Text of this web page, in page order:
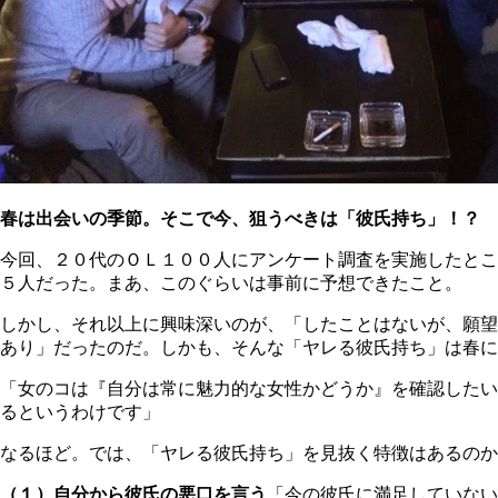
春は出会いの季節。そこで今、狙うべきは「彼氏持ち」！
今回、２０代のＯＬ１００人にアンケート調査を実施したと
５人だった。まあ、このぐらいは事前に予想できたこと。
しかし、それ以上に興味深いのが、「したことはないが、
あり」だったのだ。しかも、そんな「ヤレる彼氏持ち」は春
「女のコは『自分は常に魅力的な女性かどうか』を確認し
るというわけです」
なるほど。では、「ヤレる彼氏持ち」を見抜く特徴はある
（１）自分から彼氏の悪口を言う 「今の彼氏に満足していな